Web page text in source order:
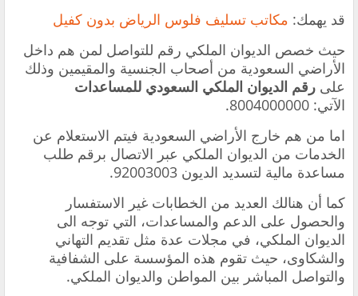
قد يهمك: مكاتب تسليف فلوس الرياض بدون كفيل
حيث خصص الديوان الملكي رقم للتواصل لمن هم داخل
الأراضي السعودية من أصحاب الجنسية والمقيمين وذلك
على رقم الديوان الملكي السعودي للمساعدات
الآتي: 8004000000.
اما من هم خارج الأراضي السعودية فيتم الاستعلام عن
الخدمات من الديوان الملكي عبر الاتصال برقم طلب
مساعدة مالية لتسديد الديون 92003003.
كما أن هنالك العديد من الخطابات غير الاستفسار
والحصول على الدعم والمساعدات، التي توجه الى
الديوان الملكي، في مجلات عدة مثل تقديم التهاني
والشكاوى، حيث تقوم هذه المؤسسة على الشفافية
والتواصل المباشر بين المواطن والديوان الملكي.